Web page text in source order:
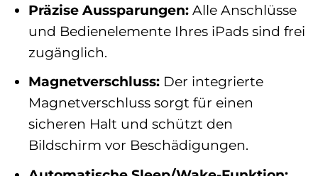
Präzise Aussparungen: Alle Anschlüsse
und Bedienelemente Ihres iPads sind frei
zugänglich.
Magnetverschluss: Der integrierte
Magnetverschluss sorgt für einen
sicheren Halt und schützt den
Bildschirm vor Beschädigungen.